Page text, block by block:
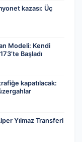
kazası: Üç
Modeli: Kendi
Başladı
kapatılacak:
Yılmaz Transferi